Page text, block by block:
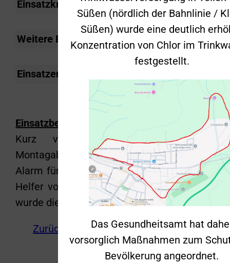
Einsatzkräfte
Weitere Einsatzkräfte Rettungsdienst: 1
Einsatzende
Einsatzbericht
Kurz vor dem Übungsdienst am
Montagabend erfolgte gegen 19:40 Uhr ein
Alarm für einen Feuerwehrangehörigen als
Helfer vor Ort. Mit dem Kommandowagen
wurde dieser an den Einsatzort gefahren.
Zurück Alle Beiträge anzeigenWeiter
Süßen (nördlich der Bahnlinie /
Süßen) wurde eine deutlich
Konzentration von Chlor im
festgestellt.
Das Gesundheitsamt hat
vorsorglich Maßnahmen zum
Bevölkerung angeordnet.